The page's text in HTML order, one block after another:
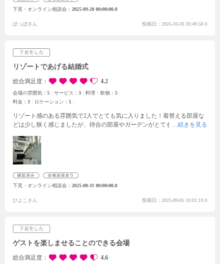
分らしい式をプランニングできそうと感じました。
う遠くなくロケーションも良いため、遠方から来た方にも優しい会場だと
下見・オンライン相談会 2025-09-20 00:00:00.0
ぽっぽさん 投稿日：2025-10-20 20:49:50.0
リゾートであげる結婚式
総合満足度 4.2
会場の雰囲気： 5 サービス： 3 料理・飲物： 5
料金： 3 ロケーション： 5
リゾート感のある雰囲気で2人でとても気に入りました！ 着替える部屋な
どは少し狭く感じましたが、待合の部屋やガーデンがとても素敵で、披露
かりとはいってくるため、神聖な雰囲気で素敵でした！
かったのですが、写真映えはすると思います。
で細かく説明していただけてよかったです。
高です！お肉が柔らかくて絶品でした！
他と比較するとお高め、前撮りをプラスすることでより料金がかかること
下見・オンライン相談会 2025-08-31 00:00:00.0
ひよこさん 投稿日：2025-09-05 10:01:19.0
ゲストを楽しませることのできる会場
総合満足度 4.6